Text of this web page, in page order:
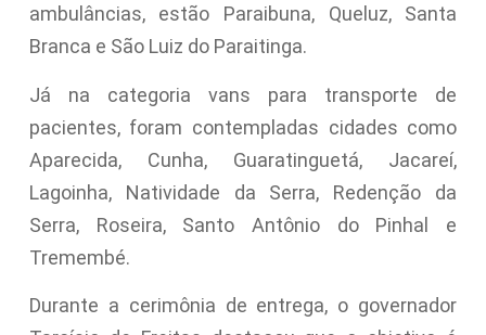
ambulâncias, estão Paraibuna, Queluz, Santa
Branca e São Luiz do Paraitinga.
Já na categoria vans para transporte de
pacientes, foram contempladas cidades como
Aparecida, Cunha, Guaratinguetá, Jacareí,
Lagoinha, Natividade da Serra, Redenção da
Serra, Roseira, Santo Antônio do Pinhal e
Tremembé.
Durante a cerimônia de entrega, o governador